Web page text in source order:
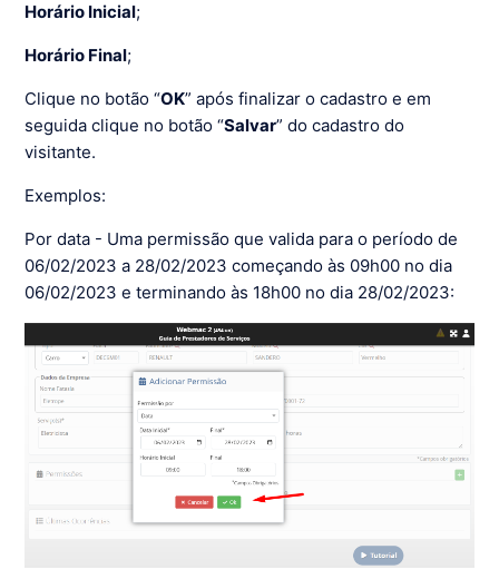
Horário Inicial;
Horário Final;
Clique no botão “OK” após finalizar o cadastro e em
seguida clique no botão “Salvar” do cadastro do
visitante.
Exemplos:
Por data - Uma permissão que valida para o período de
06/02/2023 a 28/02/2023 começando às 09h00 no dia
06/02/2023 e terminando às 18h00 no dia 28/02/2023: